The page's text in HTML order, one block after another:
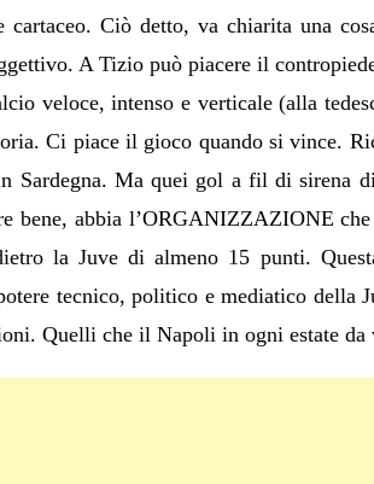
cartaceo. Ciò detto, va chiarita una
A Tizio può piacere il
veloce, intenso e verticale (alla
Ci piace il gioco quando si vince.
Sardegna. Ma quei gol a fil di sirena
bene, abbia l’ORGANIZZAZIONE
la Juve di almeno 15 punti.
tecnico, politico e mediatico della
Quelli che il Napoli in ogni estate